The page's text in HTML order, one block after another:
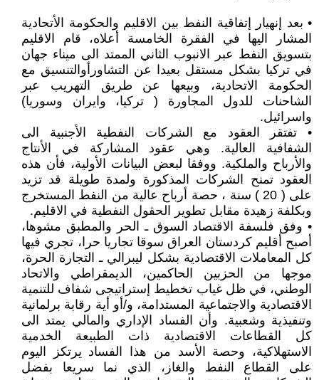
• بعد إنهيار إتفاقية النفط بين الاقليم والحكومة الأتحادية
المشار اليها في الفقرة الخامسة أعلاه، قام الاقليم
بتسويق النفط عبر الانبوب الثاني الممتد الى ميناء جهان
في تركيا بشكل مستقل بعيدا عن التشاورأوالتنسيق مع
الحكومة الاتحادية، وبيعها عن طريق التهريب عبر
الشاحنات للدول المجاورة ( تركيا، وايران وسوريا)
واسرائيل.
• تفتقر العقود مع الشركات النفطية الأجنبية الى
الشفافية العالية. وهي عقود المشاركة في الأنتاج
والأرباح والملكية. ووفقا لبعض البيانات الأولية، فأن هذه
العقود تمنح الشركات المذكورة ولمدة طويلة قد تزيد
على ( 20 ) سنة ، حصة أرباح عالية من النفط المستخرج
وبكلفة زهيدة مقابل تطوير الحقول النفطية في الاقليم.
• وفق فلسفة الاقتصاد السوق ـ الحر والمطبق مشوها،
أصبح أقليم كردستان العراق سوقا تجاريا حرا، تجري فيها
كل المعاملات الاقتصادية بشكل ليبرالي ـ التجارة الحرة،
موجها من الحزبين الحاكمين، الديمقراطي والاتحاد
الوطني، في ظل غياب تخطيط إستراتيجى شفاف للتنمية
الاقتصادية والاجتماعية المستدامة، و/أو أية رقابة برلمانية
وتنفيذية وشعبية. وأن الفساد الإداري والمالي يمتد الى
كل القطاعات الاقتصادية ذات الطبيعة الخدمية
الاستهلاكية، وحصة الأسد من هذا الفساد يرتكز اليوم
على القطاع النفط والغاز، الذي نما سريعا بفضل